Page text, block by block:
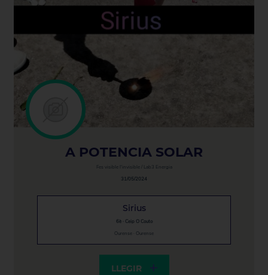
A POTENCIA SOLAR
Fes visible l'invisible / Lab3 Energia
31/05/2024
Sirius
6è · Ceip O Couto
Ourense · Ourense
LLEGIR